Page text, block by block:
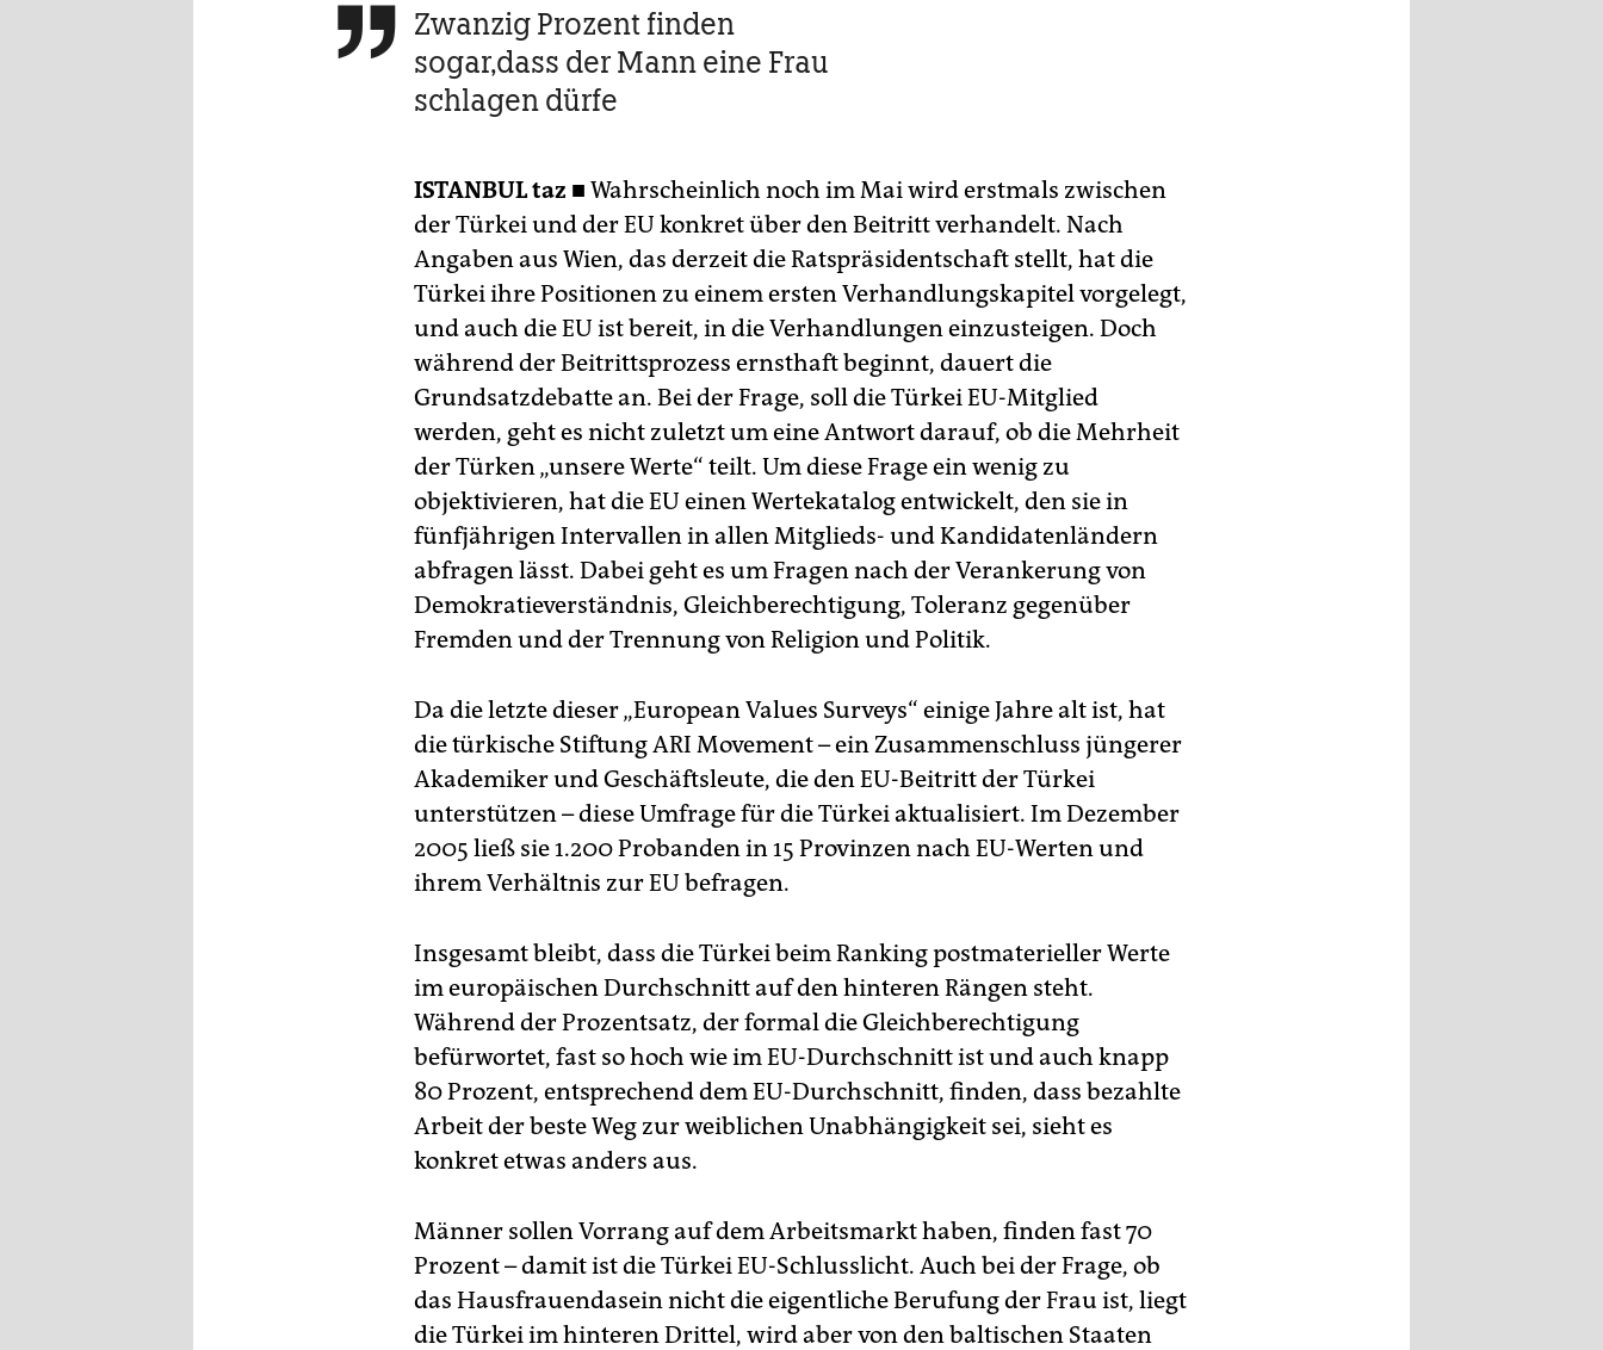
veranstaltungen Zwanzig Prozent finden
sogar,dass der Mann eine Frau
schlagen dürfe
ISTANBULtaz ■ Wahrscheinlich noch im Mai wird erstmals zwischen
der Türkei und der EU konkret über den Beitritt verhandelt. Nach
Angaben aus Wien, das derzeit die Ratspräsidentschaft stellt, hat die
Türkei ihre Positionen zu einem ersten Verhandlungskapitel vorgelegt,
und auch die EU ist bereit, in die Verhandlungen einzusteigen. Doch
während der Beitrittsprozess ernsthaft beginnt, dauert die
Grundsatzdebatte an. Bei der Frage, soll die Türkei EU-Mitglied
werden, geht es nicht zuletzt um eine Antwort darauf, ob die Mehrheit
der Türken „unsere Werte“ teilt. Um diese Frage ein wenig zu
objektivieren, hat die EU einen Wertekatalog entwickelt, den sie in
fünfjährigen Intervallen in allen Mitglieds- und Kandidatenländern
abfragen lässt. Dabei geht es um Fragen nach der Verankerung von
Demokratieverständnis, Gleichberechtigung, Toleranz gegenüber
Fremden und der Trennung von Religion und Politik.
Da die letzte dieser „European Values Surveys“ einige Jahre alt ist, hat
die türkische Stiftung ARI Movement – ein Zusammenschluss jüngerer
Akademiker und Geschäftsleute, die den EU-Beitritt der Türkei
unterstützen – diese Umfrage für die Türkei aktualisiert. Im Dezember
2005 ließ sie 1.200 Probanden in 15 Provinzen nach EU-Werten und
ihrem Verhältnis zur EU befragen.
Insgesamt bleibt, dass die Türkei beim Ranking postmaterieller Werte
im europäischen Durchschnitt auf den hinteren Rängen steht.
Während der Prozentsatz, der formal die Gleichberechtigung
befürwortet, fast so hoch wie im EU-Durchschnitt ist und auch knapp
80 Prozent, entsprechend dem EU-Durchschnitt, finden, dass bezahlte
Arbeit der beste Weg zur weiblichen Unabhängigkeit sei, sieht es
konkret etwas anders aus.
Männer sollen Vorrang auf dem Arbeitsmarkt haben, finden fast 70
Prozent – damit ist die Türkei EU-Schlusslicht. Auch bei der Frage, ob
das Hausfrauendasein nicht die eigentliche Berufung der Frau ist, liegt
die Türkei im hinteren Drittel, wird aber von den baltischen Staaten